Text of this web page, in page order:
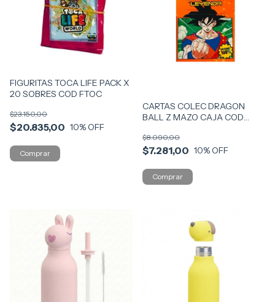
FIGURITAS TOCA LIFE PACK X
20 SOBRES COD FTOC
$20.835,00
$23.150,00
10% OFF
CARTAS COLEC DRAGON
BALL Z MAZO CAJA COD
$7.281,00
$8.090,00
10% OFF